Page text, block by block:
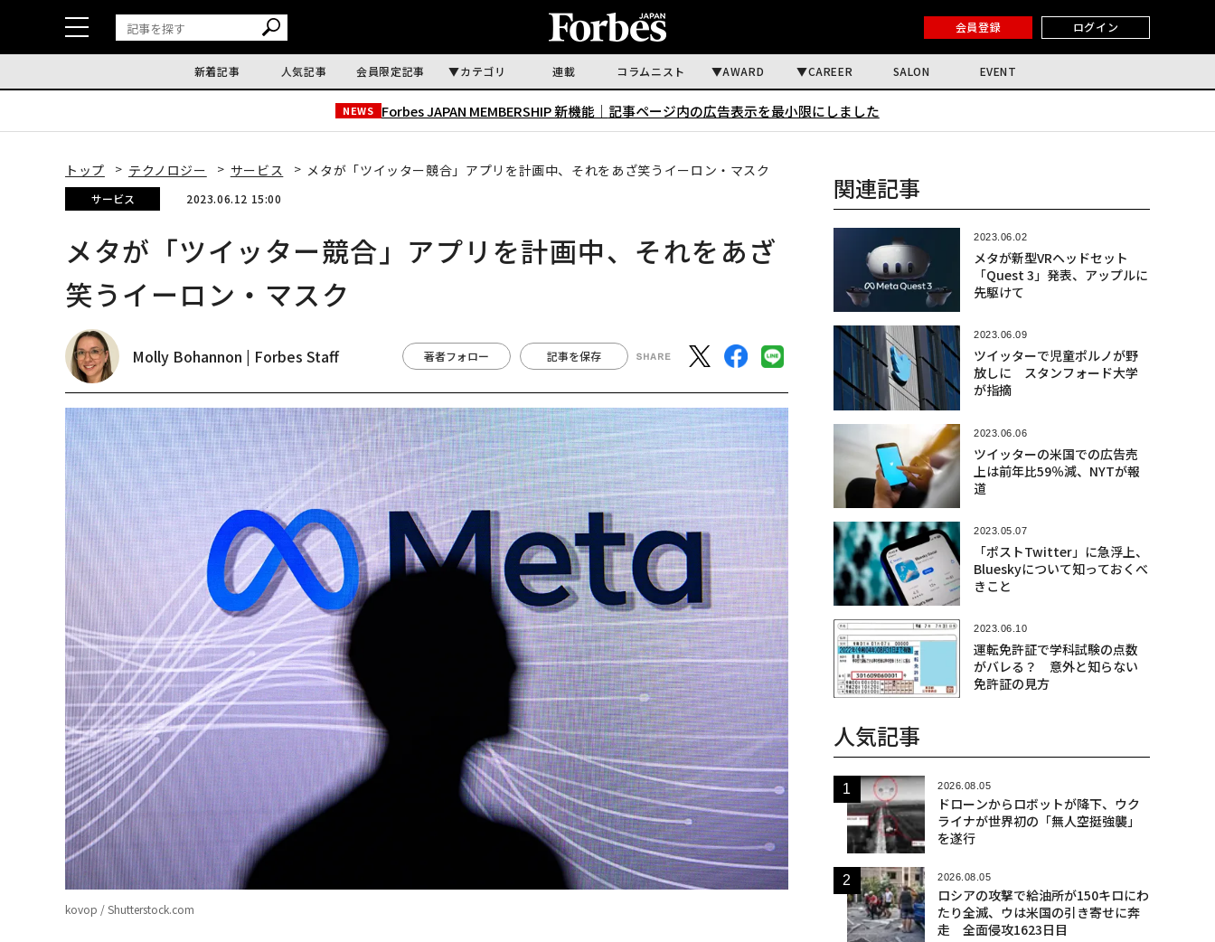
会員登録 ログイン
新着記事 人気記事 会員限定記事 カテゴリ 連載 コラムニスト AWARD CAREER SALON EVENT
NEWS Forbes JAPAN MEMBERSHIP 新機能｜ 記事ページ内の広告表示を最小限にしました
トップ テクノロジー サービス メタが「ツイッター競合」アプリを計画中、それをあざ笑うイーロン・マスク
サービス 2023.06.12 15:00
メタが「ツイッター競合」アプリを計画中、それをあざ
笑うイーロン・マスク
Molly Bohannon | Forbes Staff 著者フォロー 記事を保存
kovop / Shutterstock.com
関連記事
2023.06.02
メタが新型VRヘッドセット
「Quest 3」発表、アップルに
先駆けて
2023.06.09
ツイッターで児童ポルノが野
放しに スタンフォード大学
が指摘
2023.06.06
ツイッターの米国での広告売
上は前年比59％減、NYTが報
道
2023.05.07
「ポストTwitter」に急浮上、
Blueskyについて知っておくべ
きこと
2023.06.10
運転免許証で学科試験の点数
がバレる？ 意外と知らない
免許証の見方
人気記事
2026.08.05
ドローンからロボットが降下、ウク
ライナが世界初の「無人空挺強襲」
を遂行
2026.08.05
ロシアの攻撃で給油所が150キロにわ
たり全滅、ウは米国の引き寄せに奔
走 全面侵攻1623日目